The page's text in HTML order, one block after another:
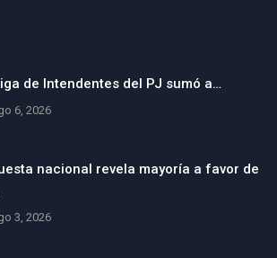
de Intendentes del PJ sumó a…
6, 2026
nacional revela mayoría a favor de
3, 2026